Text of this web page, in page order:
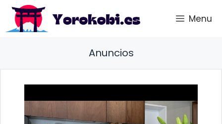
Saltar
contenido
Menu
Anuncios